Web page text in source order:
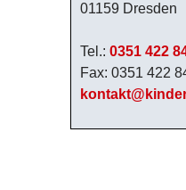
01159 Dresden
Tel.: 0351 422
Fax: 0351 422